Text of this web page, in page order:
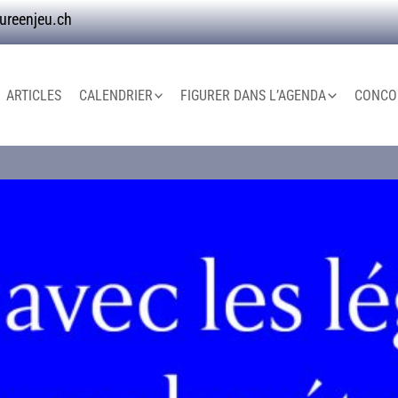
ARTICLES CALENDRIER FIGURER DANS L’AGENDA